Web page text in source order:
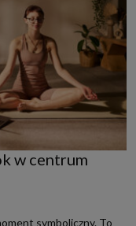
w centrum
symboliczny. To